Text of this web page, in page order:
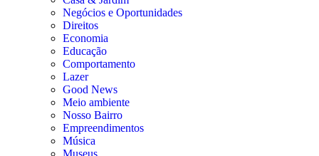
Negócios e Oportunidades
Direitos
Economia
Educação
Comportamento
Lazer
Good News
Meio ambiente
Nosso Bairro
Empreendimentos
Música